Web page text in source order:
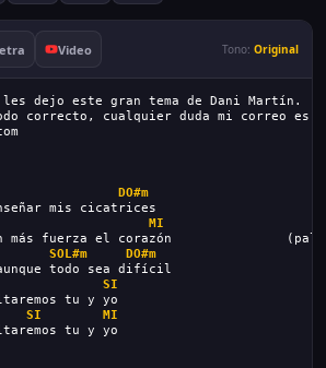
Video Tono: Original
dejo este gran tema de Dani Martín.
correcto, cualquier duda mi correo es
DO#m
mis cicatrices
MI
más fuerza el corazón
SOL#m
DO#m
aunque todo sea difícil
SI
tu y yo
SI
MI
tu y yo